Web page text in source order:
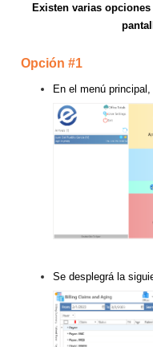
Existen varias
Opción #1
En el menú
Se desplegrá la